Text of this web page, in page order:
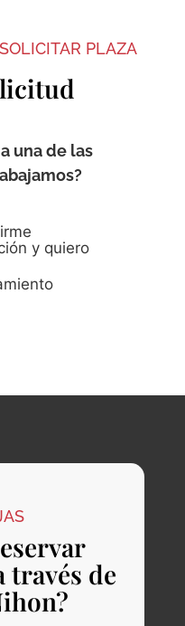
PLAZA
una de las
y quiero
través de